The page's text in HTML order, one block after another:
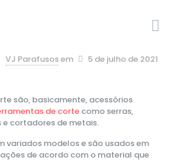
VJ Parafusosem 5 de julho de 2021
são, basicamente, acessórios
de cortecomo serras,
e cortadores de metais.
variados modelos e são usados em
de acordo com o material que